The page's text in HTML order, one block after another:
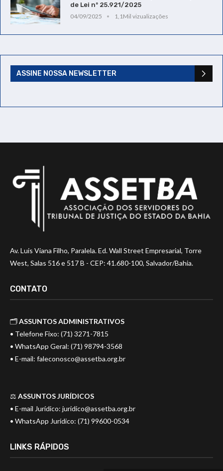
de Lei nº 25.921/2025
04/09/2025
1,1Mil vizualizações
ASSINE NOSSA NEWSLETTER
Av. Luis Viana Filho, Paralela. Ed. Wall Street Empresarial, Torre
West, Salas 516 e 517 B - CEP: 41.680-100, Salvador/Bahia.
CONTATO
🗂️ASSUNTOS ADMINISTRATIVOS
• Telefone Fixo: (71) 3271-7815
• WhatsApp Geral: (71) 98794-3568
• E-mail: faleconosco@assetba.org.br
⚖️ ASSUNTOS JURÍDICOS
• E-mail Jurídico: juridico@assetba.org.br
• WhatsApp Jurídico: (71) 99600-0534
LINKS RÁPIDOS